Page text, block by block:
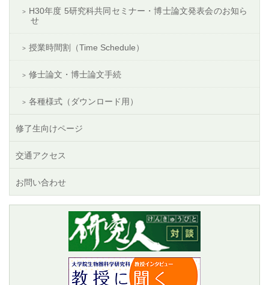
H30年度 5研究科共同セミナー・博士論文発表会のお知ら
せ
授業時間割（Time Schedule）
修士論文・博士論文手続
各種様式（ダウンロード用）
修了生向けページ
交通アクセス
お問い合わせ